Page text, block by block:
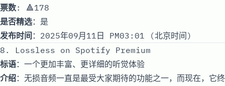
票数: 🔺178
是否精选：是
发布时间 ：2025年09月11日 PM03:01 (北京时间)
8. Lossless on Spotify Premium
标语：一个更加丰富、更详细的听觉体验
介绍：无损音频一直是最受大家期待的功能之一，而现在，它终